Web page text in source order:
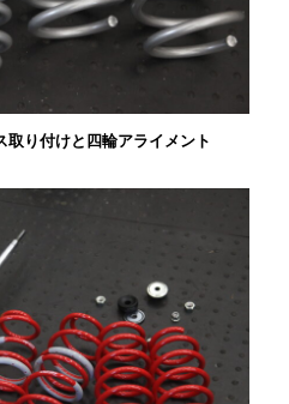
取り付けと四輪アライメント